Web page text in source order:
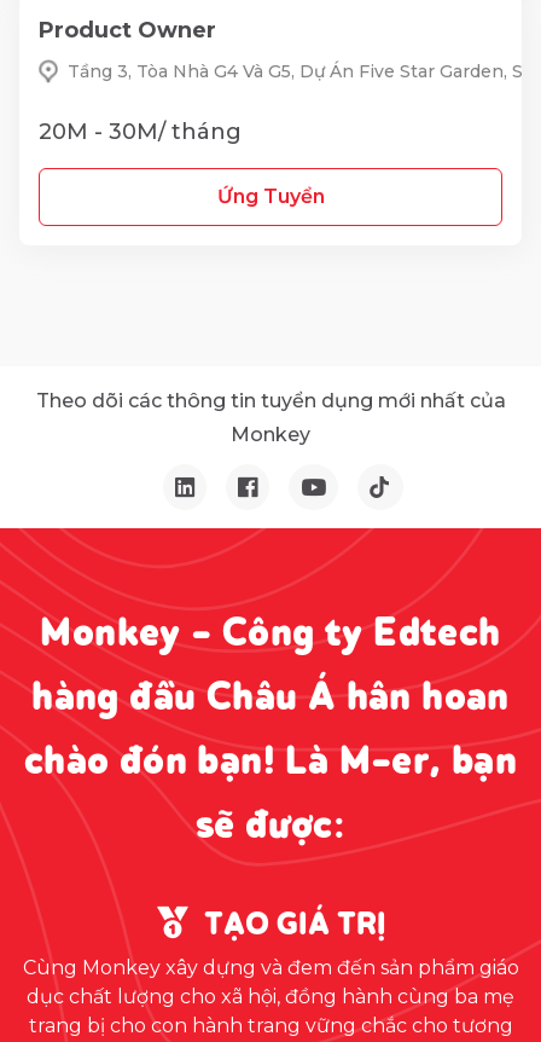
Product Owner
Tầng 3, Tòa Nhà G4 Và G5, Dự Án Five Star Garden,
20M - 30M/ tháng
Ứng Tuyển
Theo dõi các thông tin tuyển dụng mới nhất của
Monkey
Monkey - Công ty Edtech
hàng đầu Châu Á hân hoan
chào đón bạn! Là M-er, bạn
sẽ được:
TẠO GIÁ TRỊ
Cùng Monkey xây dựng và đem đến sản phẩm giáo
dục chất lượng cho xã hội, đồng hành cùng ba mẹ
trang bị cho con hành trang vững chắc cho tương